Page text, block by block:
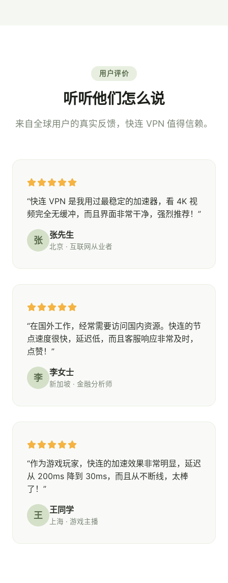
用户评价
听听他们怎么说
来自全球用户的真实反馈，快连 VPN 值得信赖。
“快连 VPN 是我用过最稳定的加速器，看 4K 视
频完全无缓冲，而且界面非常干净，强烈推荐！”
张 张先生
北京 · 互联网从业者
“在国外工作，经常需要访问国内资源。快连的节
点速度很快，延迟低，而且客服响应非常及时，
点赞！”
李 李女士
新加坡 · 金融分析师
“作为游戏玩家，快连的加速效果非常明显，延迟
从 200ms 降到 30ms，而且从不断线，太棒
了！”
王 王同学
上海 · 游戏主播